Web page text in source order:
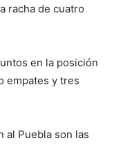
racha de cuatro
en la posición
empates y tres
al Puebla son las